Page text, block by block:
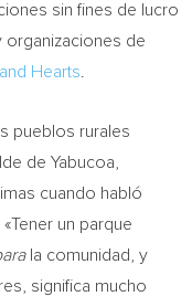
sin fines de lucro
organizaciones de
Hearts
pueblos rurales
de Yabucoa,
cuando habló
un parque
la comunidad, y
significa mucho